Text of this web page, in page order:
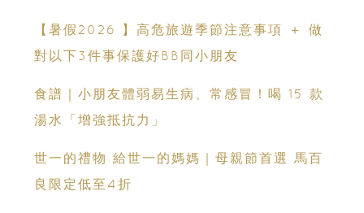
【暑假2026 】高危旅遊季節注意事項 ＋ 做
對以下3件事保護好BB同小朋友
食譜｜小朋友體弱易生病、常感冒！喝 15 款
湯水「增強抵抗力」
世一的禮物 給世一的媽媽｜母親節首選 馬百
良限定低至4折